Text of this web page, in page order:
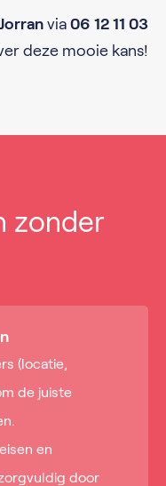
Jorran via 06 12 11 03
deze mooie kans!
zonder
(locatie,
de juiste
en
door